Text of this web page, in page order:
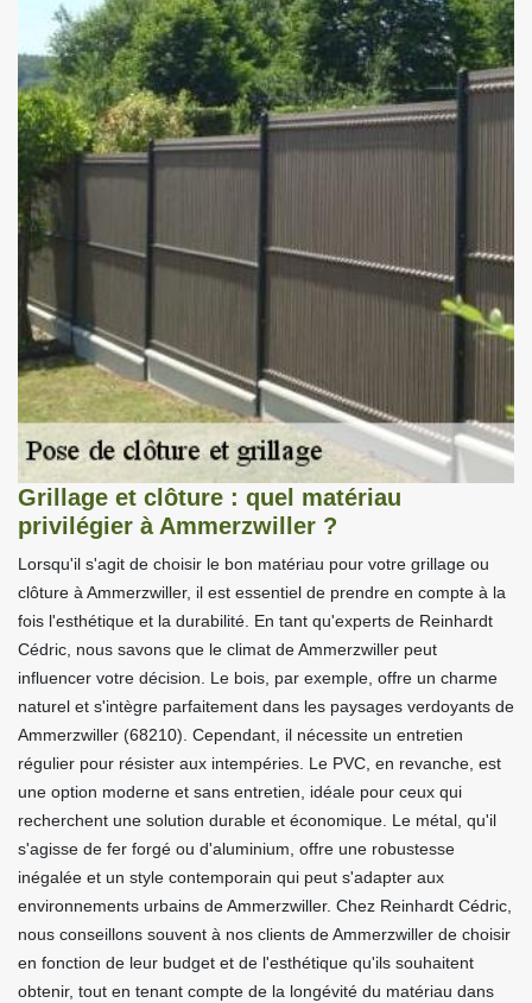
Grillage et clôture : quel matériau
privilégier à Ammerzwiller ?
Lorsqu'il s'agit de choisir le bon matériau pour votre grillage ou
clôture à Ammerzwiller, il est essentiel de prendre en compte à la
fois l'esthétique et la durabilité. En tant qu'experts de Reinhardt
Cédric, nous savons que le climat de Ammerzwiller peut
influencer votre décision. Le bois, par exemple, offre un charme
naturel et s'intègre parfaitement dans les paysages verdoyants de
Ammerzwiller (68210). Cependant, il nécessite un entretien
régulier pour résister aux intempéries. Le PVC, en revanche, est
une option moderne et sans entretien, idéale pour ceux qui
recherchent une solution durable et économique. Le métal, qu'il
s'agisse de fer forgé ou d'aluminium, offre une robustesse
inégalée et un style contemporain qui peut s'adapter aux
environnements urbains de Ammerzwiller. Chez Reinhardt Cédric,
nous conseillons souvent à nos clients de Ammerzwiller de choisir
en fonction de leur budget et de l'esthétique qu'ils souhaitent
obtenir, tout en tenant compte de la longévité du matériau dans